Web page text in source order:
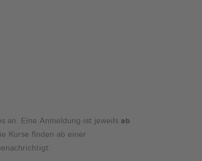
an. Eine Anmeldung ist jeweils ab
Kurse finden ab einer